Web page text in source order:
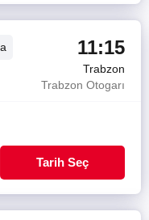
11:15
Trabzon
Trabzon Otogarı
Tarih Seç